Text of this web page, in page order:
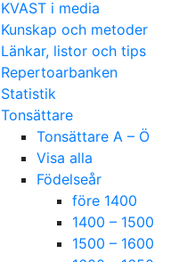
KVAST i media
Kunskap och metoder
Länkar, listor och tips
Repertoarbanken
Statistik
Tonsättare
Tonsättare A – Ö
Visa alla
Födelseår
före 1400
1400 – 1500
1500 – 1600